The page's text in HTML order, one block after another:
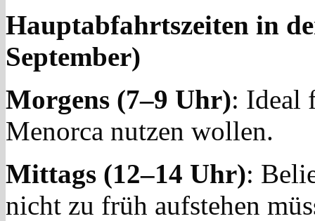
Hauptabfahrtszeiten in
September)
Morgens (7–9 Uhr): Ideal
Menorca nutzen wollen.
Mittags (12–14 Uhr):
nicht zu früh aufstehen